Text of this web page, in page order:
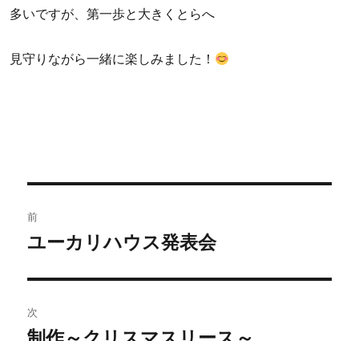
多いですが、第一歩と大きくとらへ
見守りながら一緒に楽しみました！
稿
ビ
前
過
の
投
稿:
ユーカリハウス発表会
次
次